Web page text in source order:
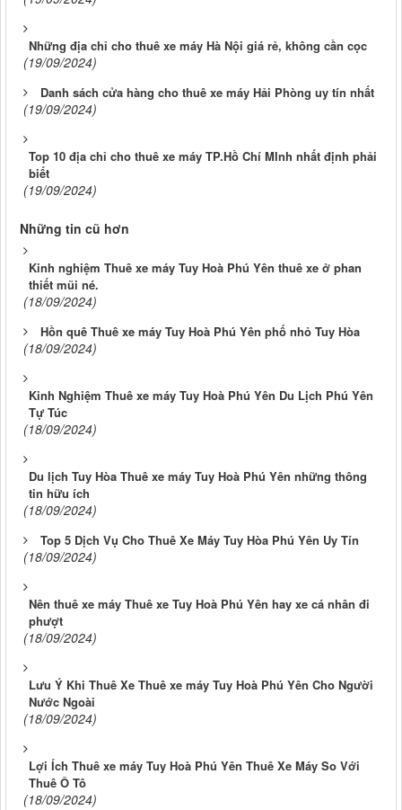
Những địa chỉ cho thuê xe máy Hà Nội giá rẻ, không cần cọc
(19/09/2024)
Danh sách cửa hàng cho thuê xe máy Hải Phòng uy tín nhất
(19/09/2024)
Top 10 địa chỉ cho thuê xe máy TP.Hồ Chí MInh nhất định phải
biết
(19/09/2024)
Những tin cũ hơn
Kinh nghiệm Thuê xe máy Tuy Hoà Phú Yên thuê xe ở phan
thiết mũi né.
(18/09/2024)
Hồn quê Thuê xe máy Tuy Hoà Phú Yên phố nhỏ Tuy Hòa
(18/09/2024)
Kinh Nghiệm Thuê xe máy Tuy Hoà Phú Yên Du Lịch Phú Yên
Tự Túc
(18/09/2024)
Du lịch Tuy Hòa Thuê xe máy Tuy Hoà Phú Yên những thông
tin hữu ích
(18/09/2024)
Top 5 Dịch Vụ Cho Thuê Xe Máy Tuy Hòa Phú Yên Uy Tín
(18/09/2024)
Nên thuê xe máy Thuê xe Tuy Hoà Phú Yên hay xe cá nhân đi
phượt
(18/09/2024)
Lưu Ý Khi Thuê Xe Thuê xe máy Tuy Hoà Phú Yên Cho Người
Nước Ngoài
(18/09/2024)
Lợi Ích Thuê xe máy Tuy Hoà Phú Yên Thuê Xe Máy So Với
Thuê Ô Tô
(18/09/2024)